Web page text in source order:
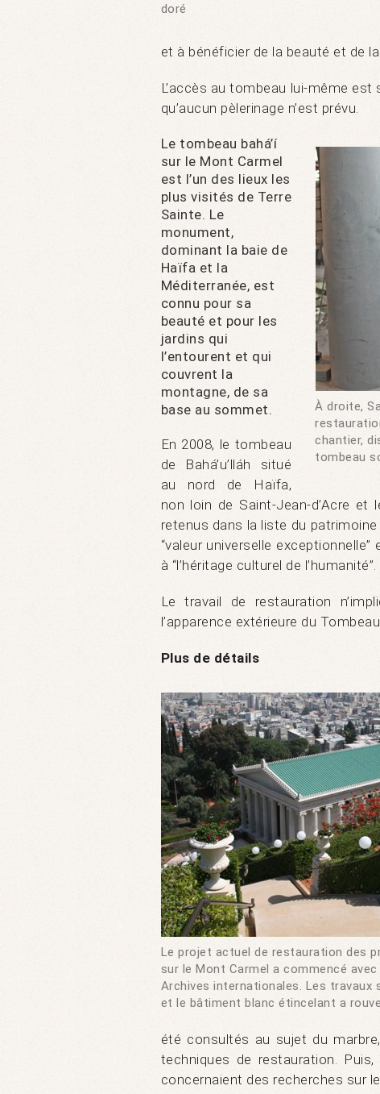
doré
et à bénéficier de la beauté et de
L’accès au tombeau lui-même
qu’aucun pèlerinage n’est prévu.
À droite,
chantier,
tombeau
Le tombeau bahá’í
sur le Mont Carmel
est l’un des lieux les
plus visités de Terre
Sainte. Le
monument,
dominant la baie de
Haïfa et la
Méditerranée, est
connu pour sa
beauté et pour les
jardins qui
l’entourent et qui
couvrent la
montagne, de sa
base au sommet.
En 2008, le tombeau
de Bahá’u’lláh situé
au nord de Haïfa,
non loin de Saint-Jean-d’Acre
retenus dans la liste du
“valeur universelle
à “l’héritage culturel de l’humanité”.
Le travail de restauration
l’apparence extérieure du
Plus de détails
Le projet actuel de restauration des
sur le Mont Carmel a commencé
Archives internationales. Les
et le bâtiment blanc étincelant a
été consultés au sujet du
techniques de restauration.
concernaient des recherches sur